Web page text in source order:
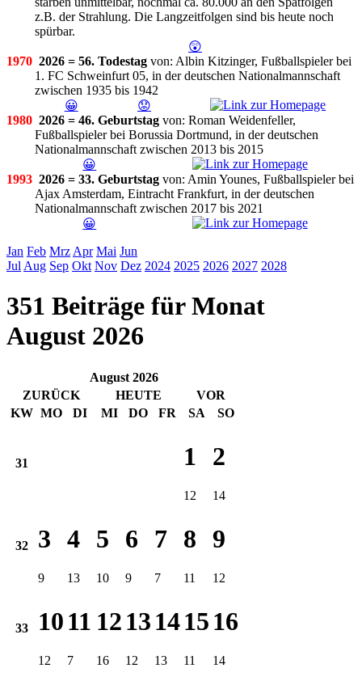
z.B. der Strahlung. Die Langzeitfolgen sind bis heute noch
spürbar.
😲
1970 2026 = 56. Todestag von: Albin Kitzinger, Fußballspieler bei
1. FC Schweinfurt 05, in der deutschen Nationalmannschaft
zwischen 1935 bis 1942
😀
😟
1980 2026 = 46. Geburtstag von: Roman Weidenfeller,
Fußballspieler bei Borussia Dortmund, in der deutschen
Nationalmannschaft zwischen 2013 bis 2015
😀
1993 2026 = 33. Geburtstag von: Amin Younes, Fußballspieler bei
Ajax Amsterdam, Eintracht Frankfurt, in der deutschen
Nationalmannschaft zwischen 2017 bis 2021
😀
Jan Feb Mrz Apr Mai Jun
Jul Aug Sep Okt Nov Dez 2024 2025 2026 2027 2028
351 Beiträge für Monat
August 2026
August 2026
ZURÜCK
HEUTE
VOR
KW MO DI MI DO FR SA SO
31 1
12
2
14
32 3
9
4
13
5
10
6
9
7
7
8
11
9
12
33 10
12
11
7
12
16
13
12
14
13
15
11
16
14